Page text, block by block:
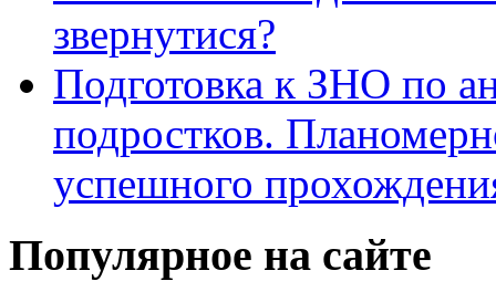
звернутися?
Подготовка к ЗНО по
подростков.
успешного
Популярное на сайте